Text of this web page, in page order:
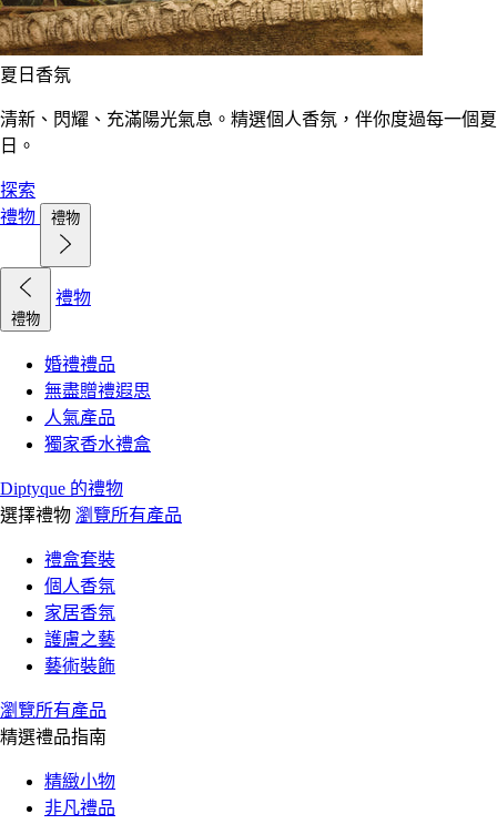
夏日香氛
清新、閃耀、充滿陽光氣息。精選個人香氛，伴你度過每一個夏
日。
探索
禮物
禮物
禮物
禮物
婚禮禮品
無盡贈禮遐思
人氣產品
獨家香水禮盒
Diptyque 的禮物
選擇禮物 瀏覽所有產品
禮盒套裝
個人香氛
家居香氛
護膚之藝
藝術裝飾
瀏覽所有產品
精選禮品指南
精緻小物
非凡禮品